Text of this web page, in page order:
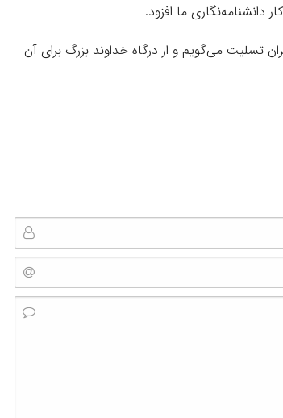
ما افزود.
تسلیت می‌گویم و از درگاه خداوند بزرگ برای آن